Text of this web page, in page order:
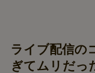
ライブ配信の
ぎてムリだっ